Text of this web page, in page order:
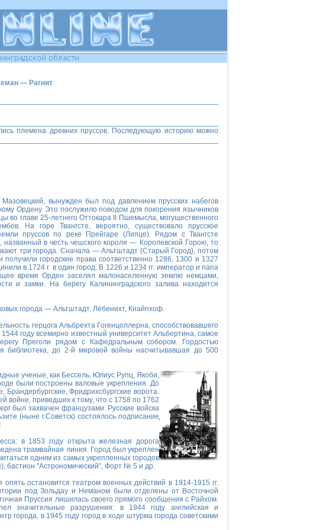
племена древних пруссов. Последующую историю можно
вынужден был под давлением прусских набегов
Ордену. Это послужило поводом для покорения язычников
во главе 25-летнего Оттокара II Пшемысла, могущественного
На горе Твангсте, вероятно, существовало прусское
пруссов по реке Прейгаре (Липце). Рядом с Твангсте
названный в честь чешского короля — Королевской Горою, то
три города. Сначала — Альтштадт (Старый Город), потом
городские права соответственно 1286, 1300 и 1327
в 1724 г. в один город. В 1226 и 1234 гг. император и папа
время Орден заселял малонаселенную землю немцами,
и замки. На берегу Калининградского залива находится
города — Альтштадт, Лёбенихт, Кнайпхоф.
герцога Альбрехта Гогенцоллерна, способствовавшего
году всемирно известный университет Альбертина, самое
Преголи рядом с Кафедральным собором. Гордостью
библиотека, до 2-й мировой войны насчитывавшая до 500
ученые, как Бессель, Юлиус Рупц, Якоби,
были построены валовые укрепления. До
Фридрихсбургские ворота.
войне, приведших к тому, что с 1758 по 1762
был захвачен французами. Русские войска
(ныне г.Советск) состоялось подписание
в 1853 году открыта железная дорога
трамвайная линия. Город был укреплен
одним из самых укрепленных городов
бастион "Астрономический", Форт № 5 и др.
остановится театром военных действий в 1914-1915 гг.
под Зольдау и Неманом были отделены от Восточной
Пруссия лишилась своего прямого сообщения с Райхом.
значительные разрушения: в 1944 году английская и
города, в 1945 году город в ходе штурма города советскими